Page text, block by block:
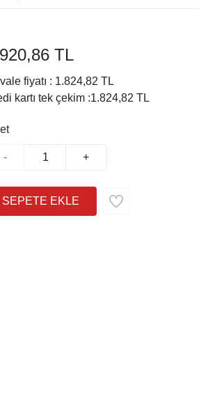
TL
fiyatı : 1.824,82 TL
kartı tek çekim :1.824,82 TL
- +